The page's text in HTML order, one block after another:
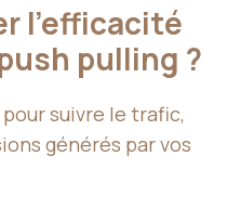
l’efficacité
pulling ?
suivre le trafic,
générés par vos